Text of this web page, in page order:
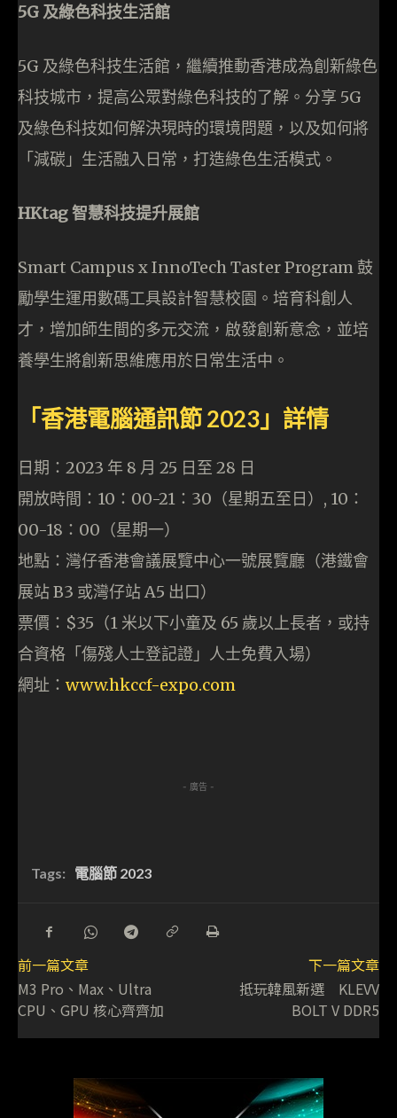
5G 及綠色科技生活館
5G 及綠色科技生活館，繼續推動香港成為創新綠色
科技城市，提高公眾對綠色科技的了解。分享 5G
及綠色科技如何解決現時的環境問題，以及如何將
「減碳」生活融入日常，打造綠色生活模式。
HKtag 智慧科技提升展館
Smart Campus x InnoTech Taster Program 鼓
勵學生運用數碼工具設計智慧校園。培育科創人
才，增加師生間的多元交流，啟發創新意念，並培
養學生將創新思維應用於日常生活中。
「香港電腦通訊節 2023」詳情
日期：2023 年 8 月 25 日至 28 日
開放時間：10：00-21：30（星期五至日）, 10：
00-18：00（星期一）
地點：灣仔香港會議展覽中心一號展覽廳（港鐵會
展站 B3 或灣仔站 A5 出口）
票價：$35（1 米以下小童及 65 歲以上長者，或持
合資格「傷殘人士登記證」人士免費入場）
網址： www.hkccf-expo.com
- 廣告 -
Tags: 電腦節 2023
前一篇文章
M3 Pro、Max、Ultra
CPU、GPU 核心齊齊加
下一篇文章
抵玩韓風新選 KLEVV
BOLT V DDR5